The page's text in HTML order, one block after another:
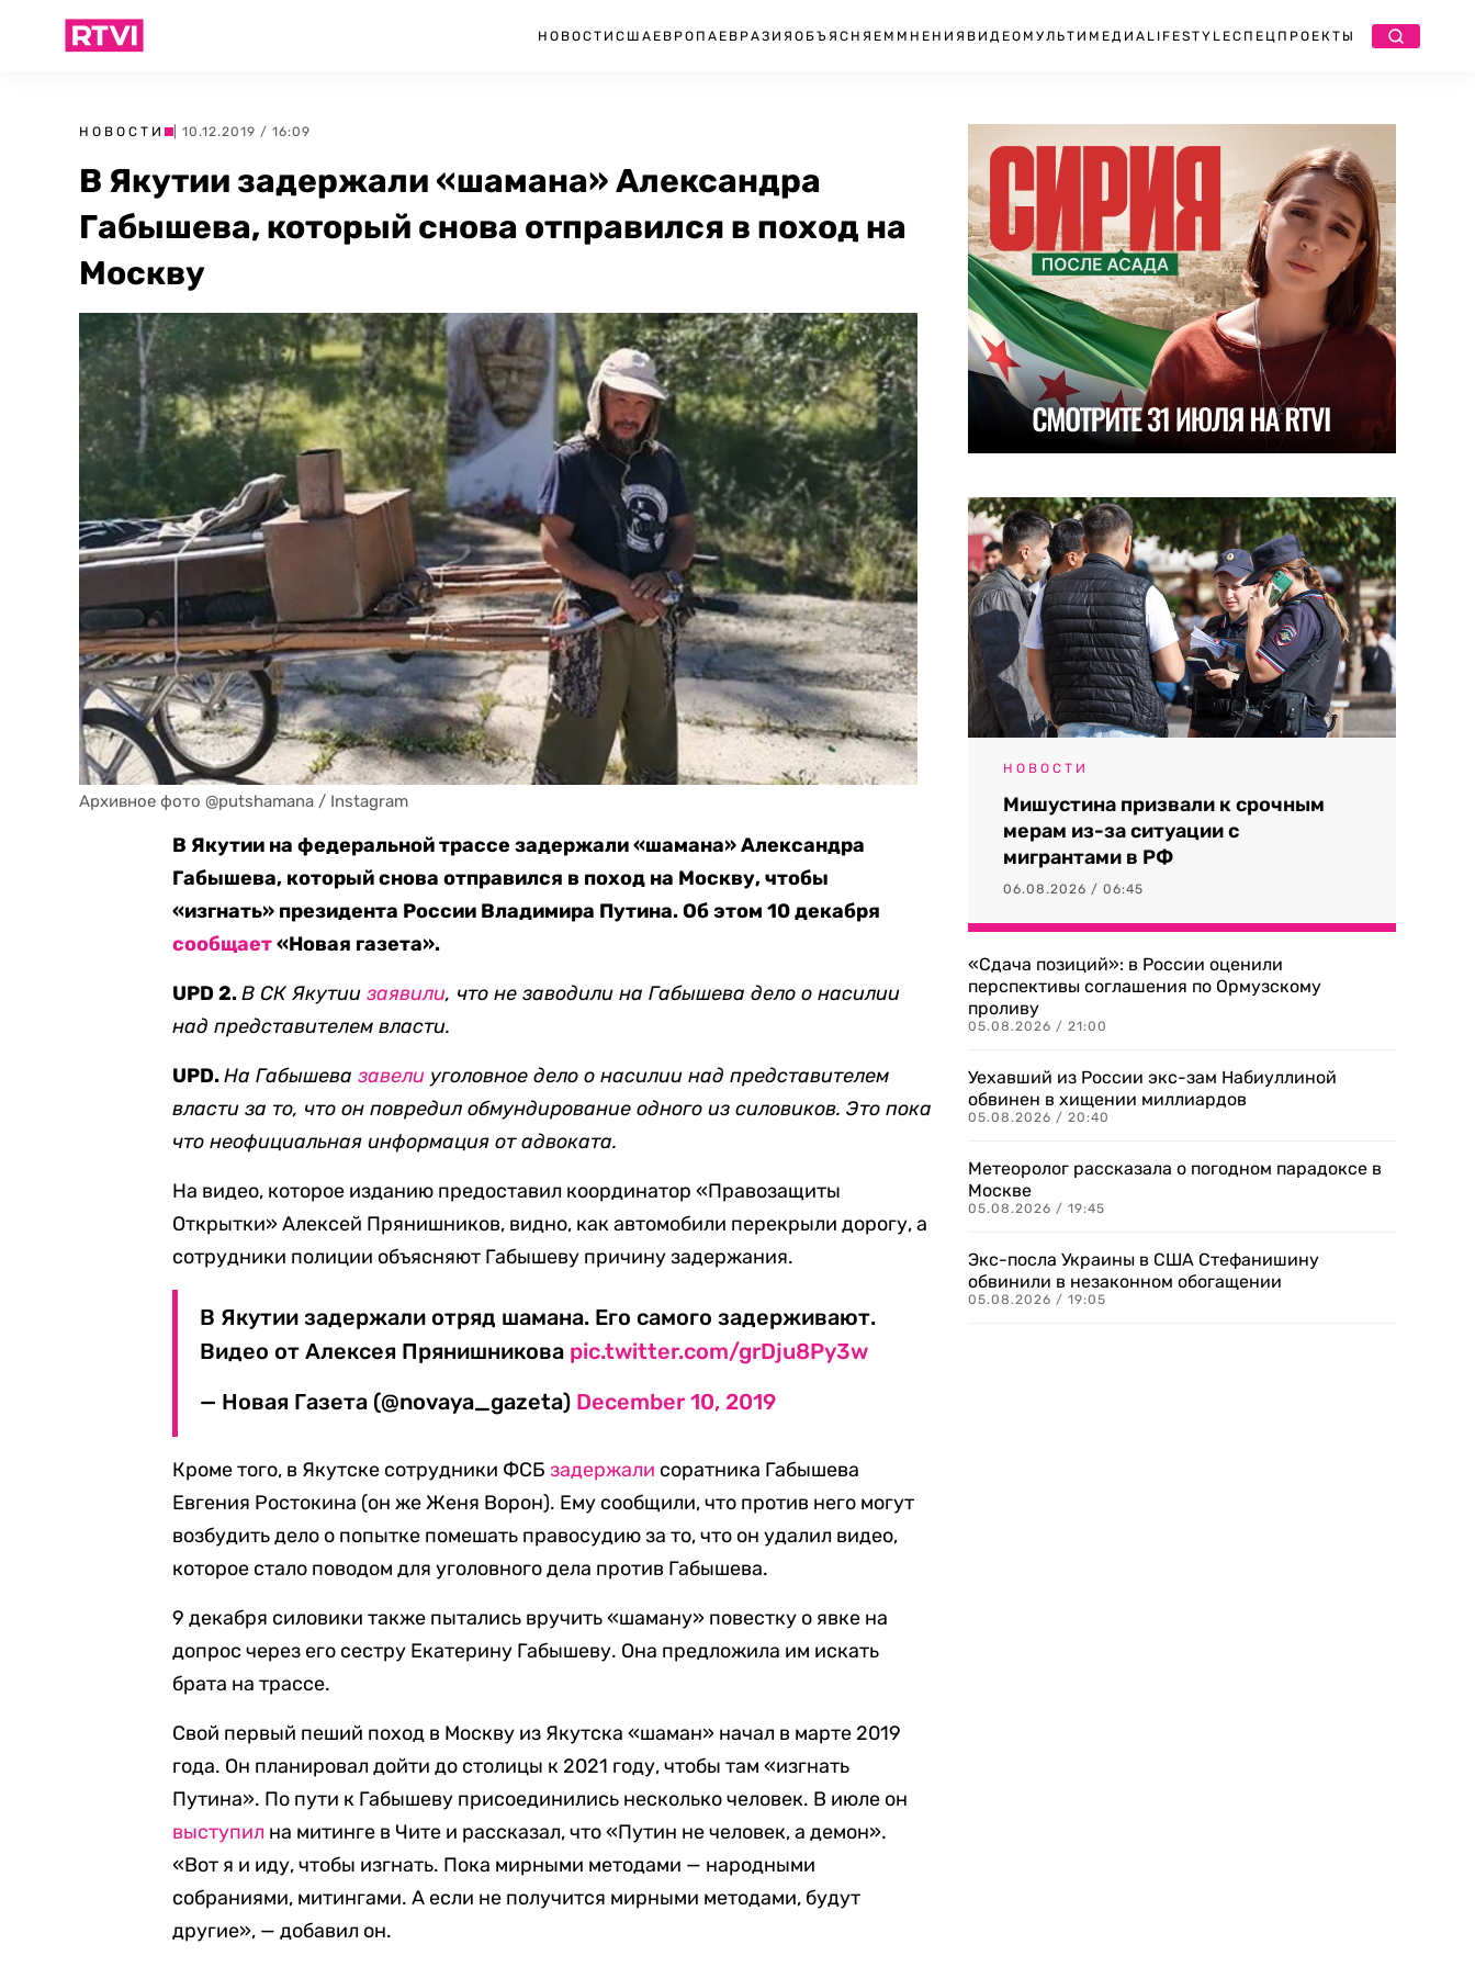
НОВОСТИ США ЕВРОПА ЕВРАЗИЯ ОБЪЯСНЯЕМ МНЕНИЯ ВИДЕО МУЛЬТИМЕДИА LIFESTYLEСПЕЦПРОЕКТЫ
НОВОСТИ | 10.12.2019 / 16:09
В Якутии задержали «шамана» Александра
Габышева, который снова отправился в поход на
Москву
Архивное фото @putshamana / Instagram
В Якутии на федеральной трассе задержали «шамана» Александра
Габышева, который снова отправился в поход на Москву, чтобы
«изгнать» президента России Владимира Путина. Об этом 10 декабря
сообщает«Новая газета».
UPD 2.В СК Якутиизаявили, что не заводили на Габышева дело о насилии
над представителем власти.
UPD. На Габышевазавели уголовное дело о насилии над представителем
власти за то, что он повредил обмундирование одного из силовиков. Это пока
что неофициальная информация от адвоката.
На видео, которое изданию предоставил координатор «Правозащиты
Открытки» Алексей Прянишников, видно, как автомобили перекрыли дорогу, а
сотрудники полиции объясняют Габышеву причину задержания.
В Якутии задержали отряд шамана. Его самого задерживают.
Видео от Алексея Прянишникова pic.twitter.com/grDju8Py3w
— Новая Газета (@novaya_gazeta) December 10, 2019
Кроме того, в Якутске сотрудники ФСБзадержали соратника Габышева
Евгения Ростокина (он же Женя Ворон). Ему сообщили, что против него могут
возбудить дело о попытке помешать правосудию за то, что он удалил видео,
которое стало поводом для уголовного дела против Габышева.
9 декабря силовики также пытались вручить «шаману» повестку о явке на
допрос через его сестру Екатерину Габышеву. Она предложила им искать
брата на трассе.
Свой первый пеший поход в Москву из Якутска «шаман» начал в марте 2019
года. Он планировал дойти до столицы к 2021 году, чтобы там «изгнать
Путина». По пути к Габышеву присоединились несколько человек. В июле он
выступил на митинге в Чите и рассказал, что «Путин не человек, а демон».
«Вот я и иду, чтобы изгнать. Пока мирными методами — народными
собраниями, митингами. А если не получится мирными методами, будут
другие», — добавил он.
НОВОСТИ
Мишустина призвали к срочным
мерам из-за ситуации с
мигрантами в РФ
06.08.2026 / 06:45
«Сдача позиций»: в России оценили
перспективы соглашения по Ормузскому
проливу
05.08.2026 / 21:00
Уехавший из России экс-зам Набиуллиной
обвинен в хищении миллиардов
05.08.2026 / 20:40
Метеоролог рассказала о погодном парадоксе в
Москве
05.08.2026 / 19:45
Экс-посла Украины в США Стефанишину
обвинили в незаконном обогащении
05.08.2026 / 19:05